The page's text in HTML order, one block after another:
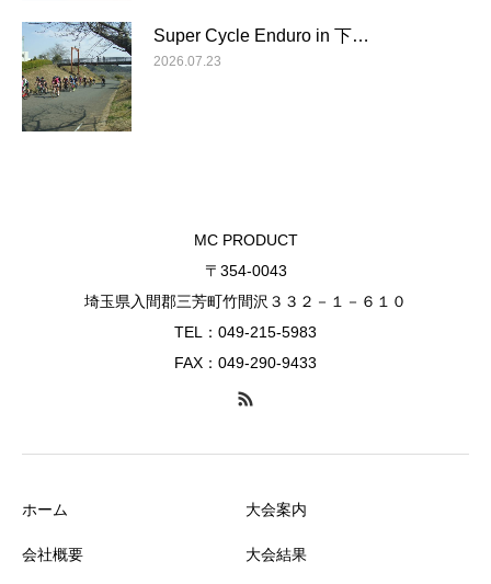
Super Cycle Enduro in 下…
2026.07.23
MC PRODUCT
〒354-0043
埼玉県入間郡三芳町竹間沢３３２－１－６１０
TEL：049-215-5983
FAX：049-290-9433
ホーム
会社概要
大会案内
大会結果